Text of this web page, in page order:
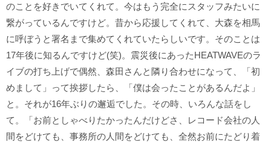
のことを好きでいてくれて。今はもう完全にスタッフみたいに
繋がっているんですけど。昔から応援してくれて、大森を相馬
に呼ぼうと署名まで集めてくれていたらしいです。そのことは
17年後に知るんですけど(笑)。震災後にあったHEATWAVEのラ
イブの打ち上げで偶然、森田さんと隣り合わせになって、「初
めまして」って挨拶したら、「僕は会ったことがあるんだよ」
と。それが16年ぶりの邂逅でした。その時、いろんな話をし
て。「お前としゃべりたかったんだけどさ、レコード会社の人
間をどけても、事務所の人間をどけても、全然お前にたどり着